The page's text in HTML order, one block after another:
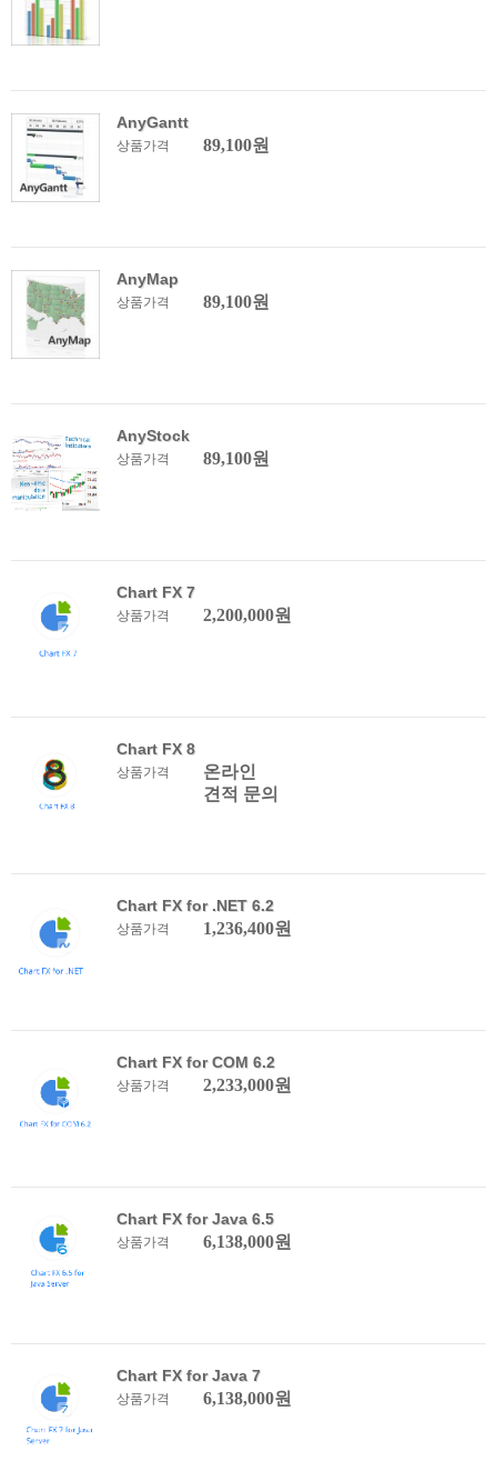
AnyGantt
상품가격 89,100원
AnyMap
상품가격 89,100원
AnyStock
상품가격 89,100원
Chart FX 7
상품가격 2,200,000원
Chart FX 8
상품가격
온라인
견적 문의
Chart FX for .NET 6.2
상품가격 1,236,400원
Chart FX for COM 6.2
상품가격 2,233,000원
Chart FX for Java 6.5
상품가격 6,138,000원
Chart FX for Java 7
상품가격 6,138,000원